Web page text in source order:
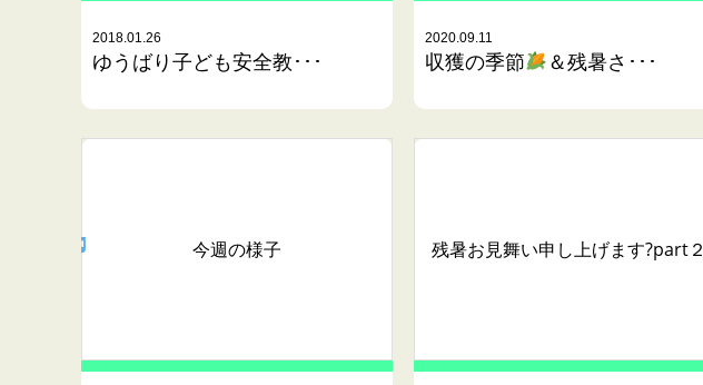
2018.01.26
ゆうばり子ども安全教･･･
2020.09.11
収獲の季節 ＆残暑さ･･･
今週の様子 残暑お見舞い申し上げます?part２